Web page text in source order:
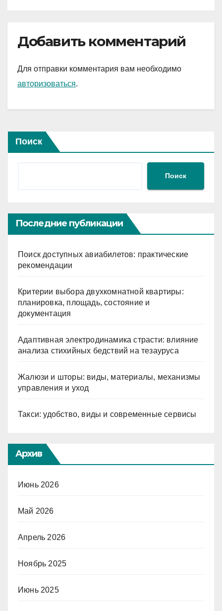
Добавить комментарий
Для отправки комментария вам необходимо
авторизоваться.
Поиск
Поиск
Последние публикации
Поиск доступных авиабилетов: практические
рекомендации
Критерии выбора двухкомнатной квартиры:
планировка, площадь, состояние и
документация
Адаптивная электродинамика страсти: влияние
анализа стихийных бедствий на тезауруса
Жалюзи и шторы: виды, материалы, механизмы
управления и уход
Такси: удобство, виды и современные сервисы
Архив
Июнь 2026
Май 2026
Апрель 2026
Ноябрь 2025
Июнь 2025